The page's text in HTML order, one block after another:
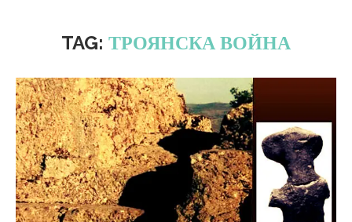
TAG: ТРОЯНСКА ВОЙНА